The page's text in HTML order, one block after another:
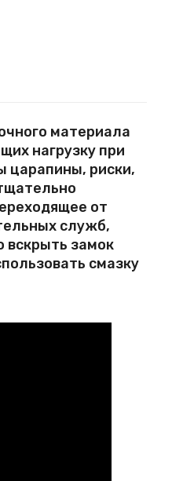
материала
нагрузку при
царапины, риски,
от
служб,
вскрыть замок
смазку